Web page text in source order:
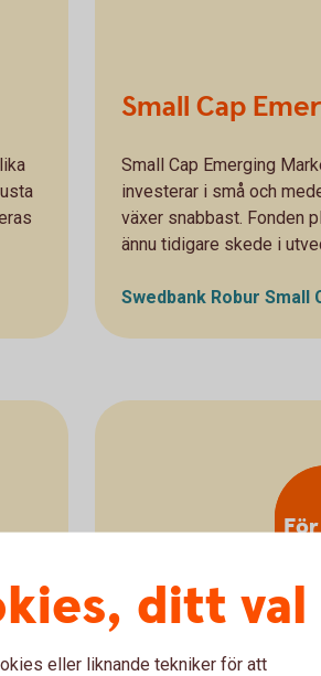
Small Cap
Small Cap Emerging
investerar i små och
växer snabbast. Fonden
ännu tidigare skede i
Swedbank Robur Small
ditt val
eller liknande tekniker för att